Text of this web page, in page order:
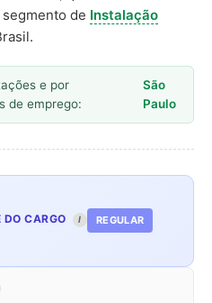
de Instalação
e por
de emprego:
São
Paulo
CARGO I REGULAR